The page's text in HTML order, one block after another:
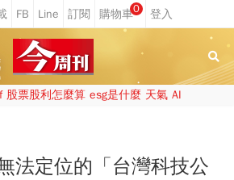
0
股票股利怎麼算 esg是什麼 天氣 AI
法定位的「台灣科技公